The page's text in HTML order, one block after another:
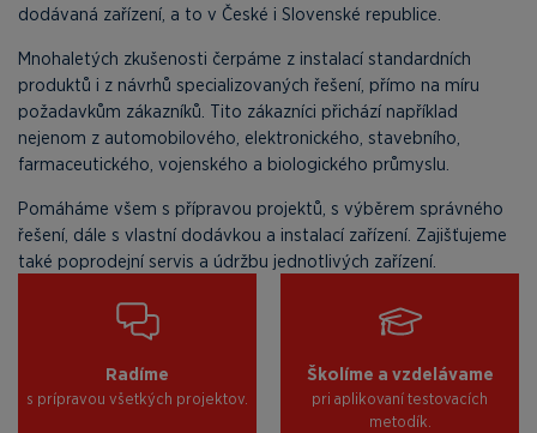
dodávaná zařízení, a to v České i Slovenské republice.
Mnohaletých zkušenosti čerpáme z instalací standardních
produktů i z návrhů specializovaných řešení, přímo na míru
požadavkům zákazníků. Tito zákazníci přichází například
nejenom z automobilového, elektronického, stavebního,
farmaceutického, vojenského a biologického průmyslu.
Pomáháme všem s přípravou projektů, s výběrem správného
řešení, dále s vlastní dodávkou a instalací zařízení. Zajišťujeme
také poprodejní servis a údržbu jednotlivých zařízení.
Radíme
s prípravou všetkých projektov.
Školíme a vzdelávame
pri aplikovaní testovacích
metodík.